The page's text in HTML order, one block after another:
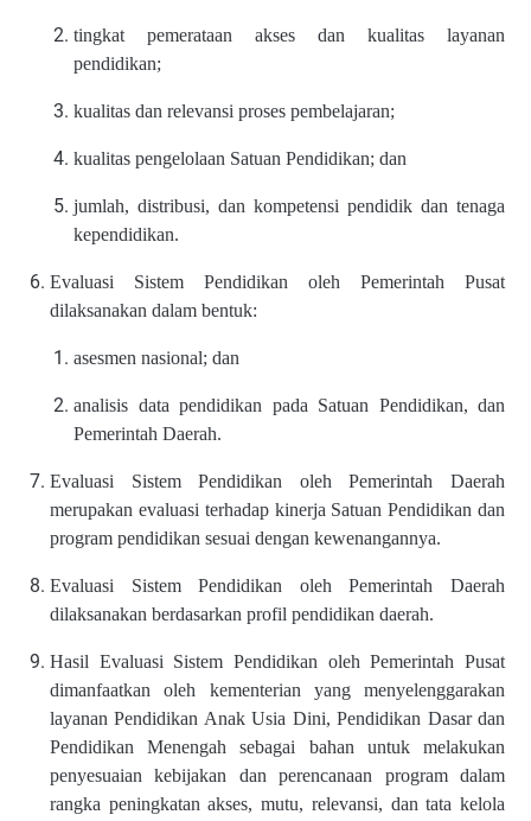
tingkat pemerataan akses dan kualitas layanan
pendidikan;
kualitas dan relevansi proses pembelajaran;
kualitas pengelolaan Satuan Pendidikan; dan
jumlah, distribusi, dan kompetensi pendidik dan tenaga
kependidikan.
Evaluasi Sistem Pendidikan oleh Pemerintah Pusat
dilaksanakan dalam bentuk:
asesmen nasional; dan
analisis data pendidikan pada Satuan Pendidikan, dan
Pemerintah Daerah.
Evaluasi Sistem Pendidikan oleh Pemerintah Daerah
merupakan evaluasi terhadap kinerja Satuan Pendidikan dan
program pendidikan sesuai dengan kewenangannya.
Evaluasi Sistem Pendidikan oleh Pemerintah Daerah
dilaksanakan berdasarkan profil pendidikan daerah.
Hasil Evaluasi Sistem Pendidikan oleh Pemerintah Pusat
dimanfaatkan oleh kementerian yang menyelenggarakan
layanan Pendidikan Anak Usia Dini, Pendidikan Dasar dan
Pendidikan Menengah sebagai bahan untuk melakukan
penyesuaian kebijakan dan perencanaan program dalam
rangka peningkatan akses, mutu, relevansi, dan tata kelola